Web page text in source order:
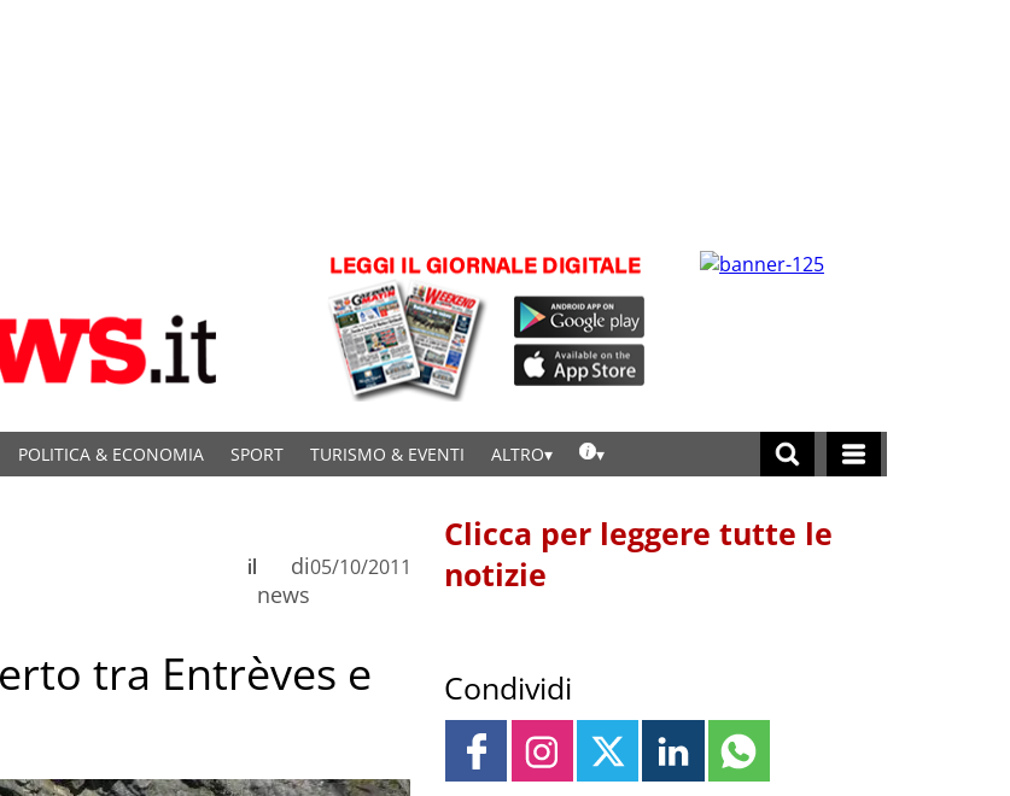
POLITICA & ECONOMIA SPORT TURISMO & EVENTI ALTRO
di
news
il 05/10/2011
tra Entrèves e
Clicca per leggere tutte le
notizie
Condividi